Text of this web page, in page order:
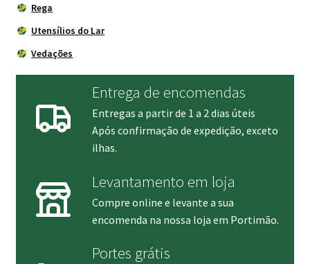
Rega
Utensílios do Lar
Vedações
Entrega de encomendas
Entregas a partir de 1 a 2 dias úteis
Após confirmação de expedição, exceto
ilhas.
Levantamento em loja
Compre online e levante a sua
encomenda na nossa loja em Portimão.
Portes grátis